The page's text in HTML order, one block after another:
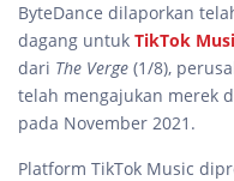
ByteDance dilaporkan
dagang untuk TikTok
dari The Verge (1/8),
telah mengajukan merek
pada November 2021.
Platform TikTok Music